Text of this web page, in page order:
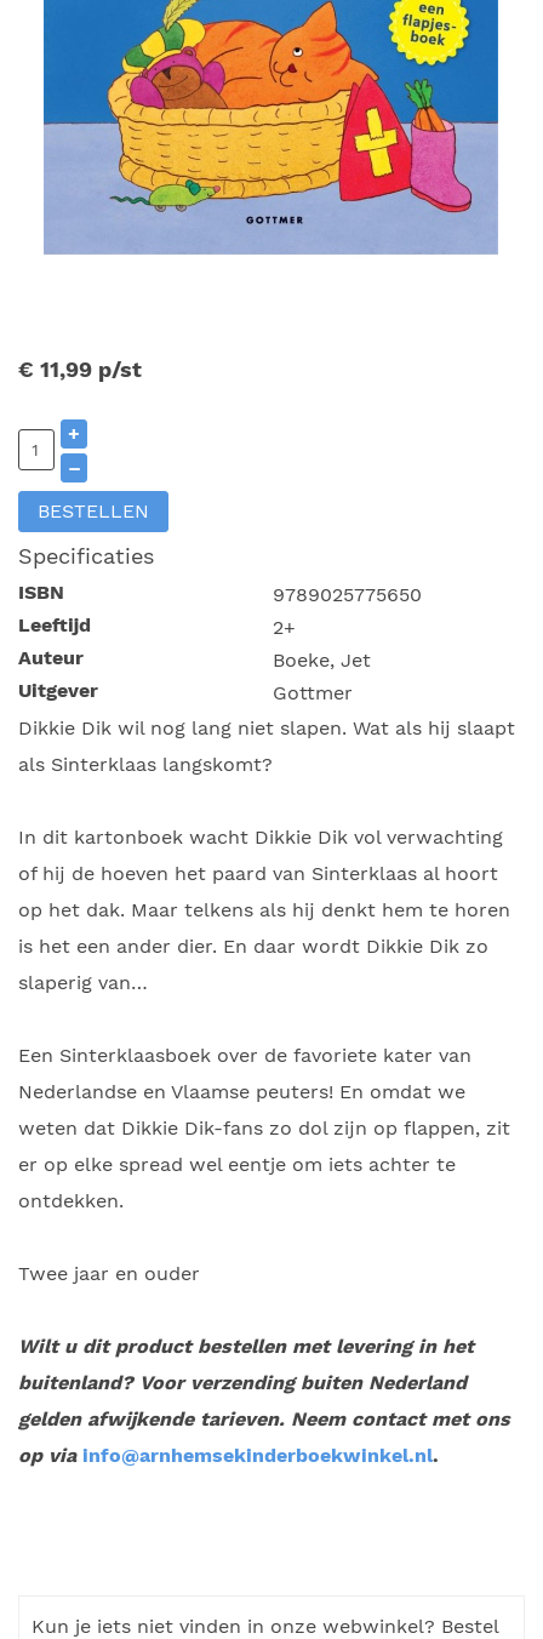
€ 11,99 p/st
+
–
BESTELLEN
Specificaties
ISBN
9789025775650
Leeftijd
2+
Auteur
Boeke, Jet
Uitgever
Gottmer
Dikkie Dik wil nog lang niet slapen. Wat als hij slaapt
als Sinterklaas langskomt?
In dit kartonboek wacht Dikkie Dik vol verwachting
of hij de hoeven het paard van Sinterklaas al hoort
op het dak. Maar telkens als hij denkt hem te horen
is het een ander dier. En daar wordt Dikkie Dik zo
slaperig van…
Een Sinterklaasboek over de favoriete kater van
Nederlandse en Vlaamse peuters! En omdat we
weten dat Dikkie Dik-fans zo dol zijn op flappen, zit
er op elke spread wel eentje om iets achter te
ontdekken.
Twee jaar en ouder
Wilt u dit product bestellen met levering in het
buitenland? Voor verzending buiten Nederland
gelden afwijkende tarieven. Neem contact met ons
op via info@arnhemsekinderboekwinkel.nl.
Kun je iets niet vinden in onze webwinkel? Bestel